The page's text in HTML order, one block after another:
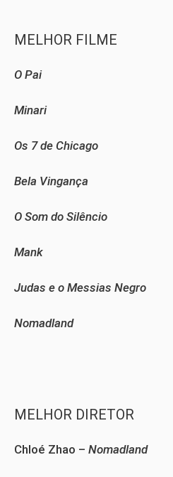
MELHOR FILME
O Pai
Minari
Os 7 de Chicago
Bela Vingança
O Som do Silêncio
Mank
Judas e o Messias Negro
Nomadland
MELHOR DIRETOR
Chloé Zhao – Nomadland